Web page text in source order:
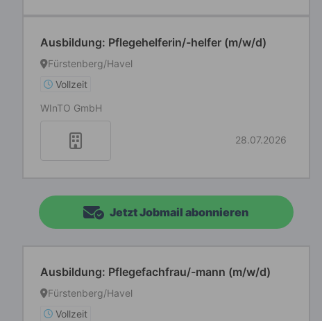
Ausbildung: Pflegehelferin/-helfer (m/w/d)
Fürstenberg/Havel
Vollzeit
WInTO GmbH
28.07.2026
Jetzt Jobmail abonnieren
Ausbildung: Pflegefachfrau/-mann (m/w/d)
Fürstenberg/Havel
Vollzeit